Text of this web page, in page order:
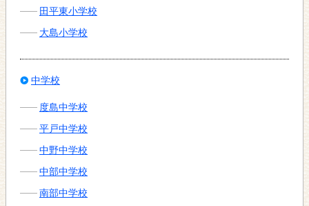
田平東小学校
大島小学校
中学校
度島中学校
平戸中学校
中野中学校
中部中学校
南部中学校